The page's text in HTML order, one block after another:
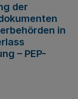
der
in
– PEP-